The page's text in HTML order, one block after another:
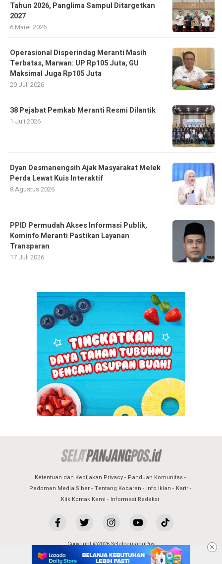
Tahun 2026, Panglima Sampul Ditargetkan
2027
6 Maret 2026
Operasional Disperindag Meranti Masih
Terbatas, Marwan: UP Rp105 Juta, GU
Maksimal Juga Rp105 Juta
20 Juli 2026
38 Pejabat Pemkab Meranti Resmi Dilantik
1 Juli 2026
Dyan Desmanengsih Ajak Masyarakat Melek
Perda Lewat Kuis Interaktif
8 Agustus 2026
PPID Permudah Akses Informasi Publik,
Kominfo Meranti Pastikan Layanan
Transparan
17 Juli 2026
Ketentuan dan Kebijakan Privacy
Panduan Komunitas
Pedoman Media Siber
Tentang Kobaran Info Iklan
Karir
Klik Kontak Kami
Informasi Redaksi
Copyright @2026 SelatpanjangPos
All Rights Reserved